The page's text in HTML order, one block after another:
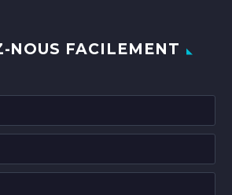
NOUS FACILEMENT